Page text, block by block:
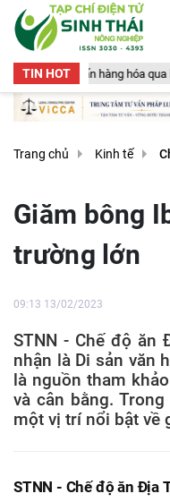
TIN HOT
hàng hóa qua biên giới Quảng
Trang chủ Kinh tế
Giăm bông
trường lớn
09:13 13/02/2023
STNN - Chế độ ăn
nhận là Di sản văn
là nguồn tham
và cân bằng.
một vị trí nổi bật về
STNN - Chế độ ăn Địa